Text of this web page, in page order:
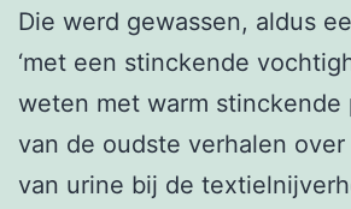
Die werd gewassen, aldus
‘met een stinckende
weten met warm stinckende
van de oudste verhalen
van urine bij de